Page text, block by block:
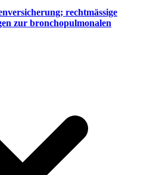
rechtmässige
zur bronchopulmonalen